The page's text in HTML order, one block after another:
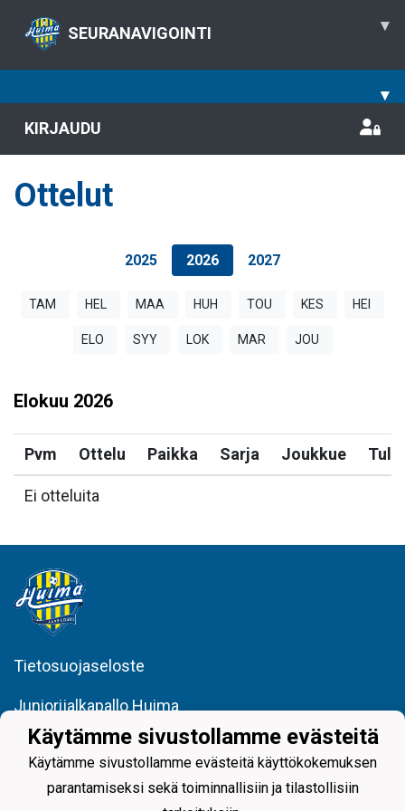
SEURANAVIGOINTI ▾
▾
KIRJAUDU
Ottelut
2025 2026 2027
TAM HEL MAA HUH TOU KES HEI
ELO SYY LOK MAR JOU
Elokuu 2026
Pvm Ottelu Paikka Sarja Joukkue
Ei otteluita
Tietosuojaseloste
Juniorijalkapallo Huima
minna.porrassalmi@huimajuniorijalkapallo.fi
@huimajuniorijalkapallo
Käytämme sivustollamme evästeitä
Käytämme sivustollamme evästeitä käyttökokemuksen
parantamiseksi sekä toiminnallisiin ja tilastollisiin